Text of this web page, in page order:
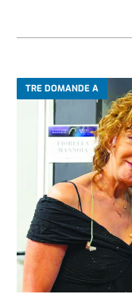
TRE DOMANDE A